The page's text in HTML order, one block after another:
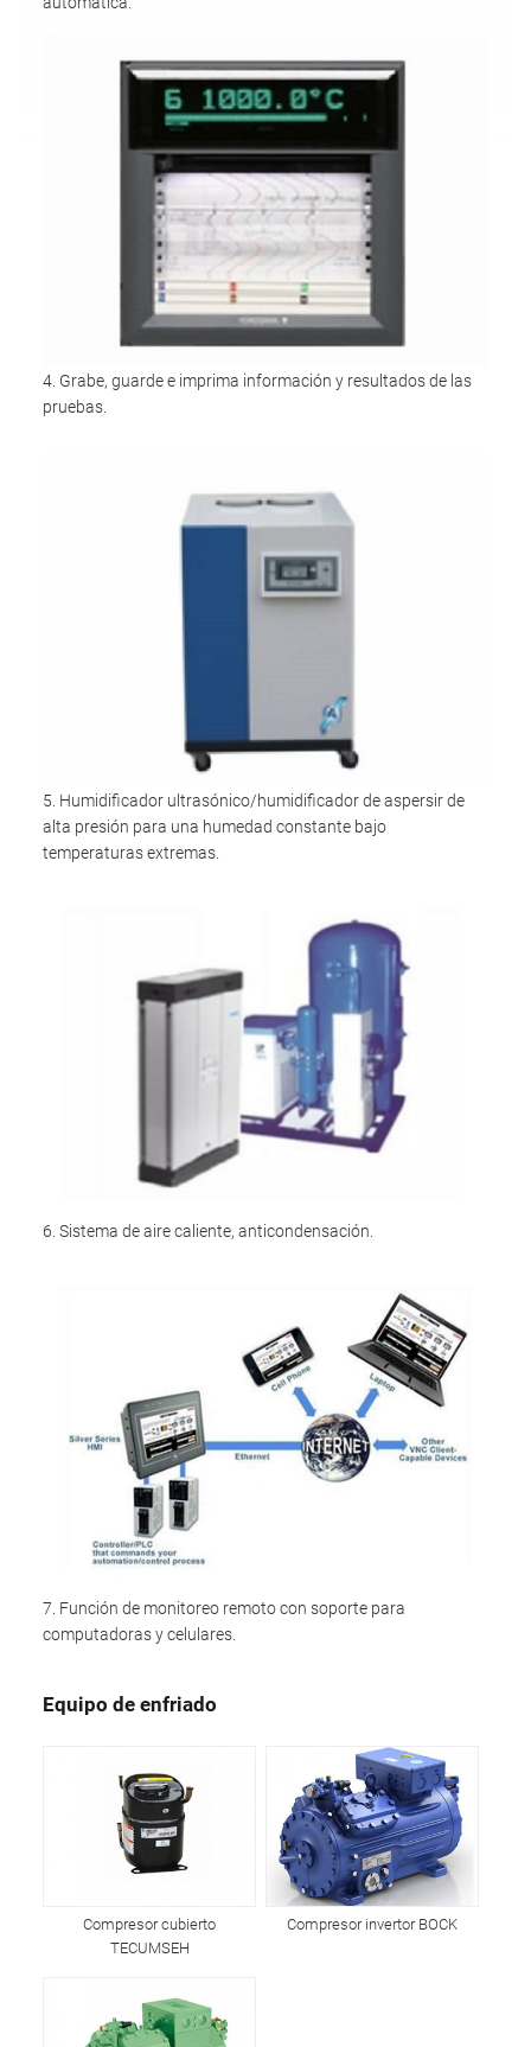
4. Grabe, guarde e imprima información y resultados de las
pruebas.
5. Humidificador ultrasónico/humidificador de aspersir de
alta presión para una humedad constante bajo
temperaturas extremas.
6. Sistema de aire caliente, anticondensación.
7. Función de monitoreo remoto con soporte para
computadoras y celulares.
Equipo de enfriado
Compresor cubierto
TECUMSEH
Compresor invertor BOCK